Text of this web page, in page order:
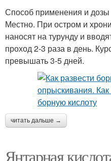
Способ применения и дозы
Местно. При остром и
наносят на турунду и
проход 2-3 раза в день.
превышать 3-5 дней.
читать дальше →
Янтарная